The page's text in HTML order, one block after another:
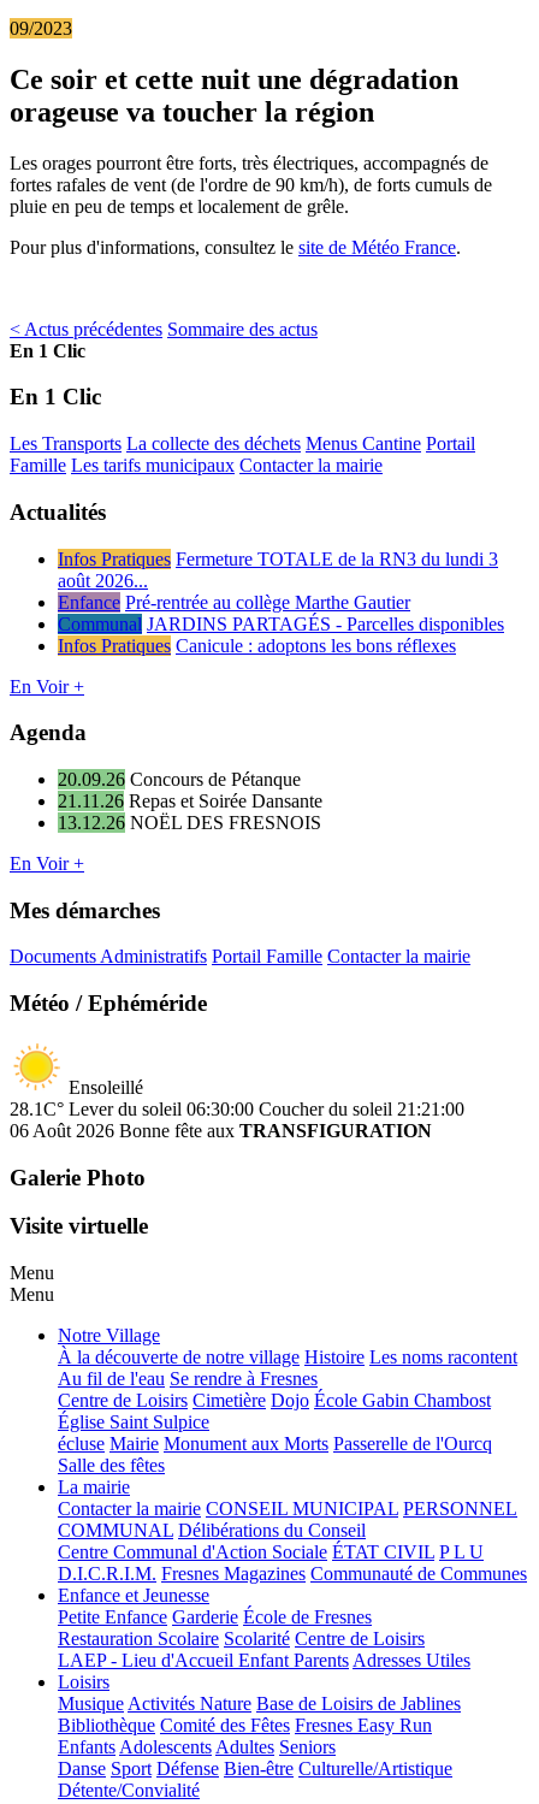
09/2023
Ce soir et cette nuit une dégradation
orageuse va toucher la région
Les orages pourront être forts, très électriques, accompagnés de
fortes rafales de vent (de l'ordre de 90 km/h), de forts cumuls de
pluie en peu de temps et localement de grêle.
Pour plus d'informations, consultez le site de Météo France.
< Actus précédentes Sommaire des actus
En 1 Clic
En 1 Clic
Les Transports La collecte des déchets Menus Cantine Portail
Famille Les tarifs municipaux Contacter la mairie
Actualités
Infos Pratiques Fermeture TOTALE de la RN3 du lundi 3
août 2026...
Enfance Pré-rentrée au collège Marthe Gautier
Communal JARDINS PARTAGÉS - Parcelles disponibles
Infos Pratiques Canicule : adoptons les bons réflexes
En Voir +
Agenda
20.09.26 Concours de Pétanque
21.11.26 Repas et Soirée Dansante
13.12.26 NOËL DES FRESNOIS
En Voir +
Mes démarches
Documents Administratifs Portail Famille Contacter la mairie
Météo / Ephéméride
Ensoleillé
28.1C° Lever du soleil 06:30:00 Coucher du soleil 21:21:00
06 Août 2026 Bonne fête aux TRANSFIGURATION
Galerie Photo
Visite virtuelle
Menu
Menu
Notre Village
À la découverte de notre village Histoire Les noms racontent
Au fil de l'eau Se rendre à Fresnes
Centre de Loisirs Cimetière Dojo École Gabin Chambost
Église Saint Sulpice
écluse Mairie Monument aux Morts Passerelle de l'Ourcq
Salle des fêtes
La mairie
Contacter la mairie CONSEIL MUNICIPAL PERSONNEL
COMMUNAL Délibérations du Conseil
Centre Communal d'Action Sociale ÉTAT CIVIL P L U
D.I.C.R.I.M. Fresnes Magazines Communauté de Communes
Enfance et Jeunesse
Petite Enfance Garderie École de Fresnes
Restauration Scolaire Scolarité Centre de Loisirs
LAEP - Lieu d'Accueil Enfant Parents Adresses Utiles
Loisirs
Musique Activités Nature Base de Loisirs de Jablines
Bibliothèque Comité des Fêtes Fresnes Easy Run
Enfants Adolescents Adultes Seniors
Danse Sport Défense Bien-être Culturelle/Artistique
Détente/Convialité